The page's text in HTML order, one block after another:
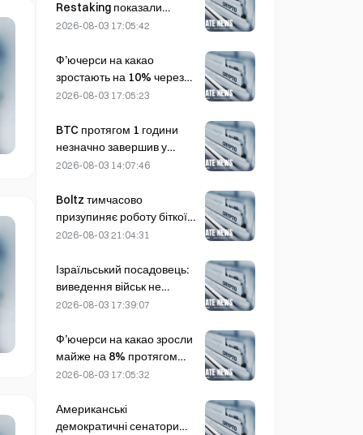
скоротитися на 27%
Restaking показали
найкращі результати на
2026-08-03 17:05:42
Ф’ючерси на какао
зростають на 10% через
занепокоєння щодо
наближаються до $6,000
за тонну
2026-08-03 17:05:23
BTC протягом 1 години
незначно завершив у
плюсі на 0,12%:
синхронізація з
макроекономічними
настроями підштовхнули
2026-08-03 14:07:46
Boltz тимчасово
призупиняє роботу біткоїн-
мосту безстроково після
2026-08-03 21:04:31
Ізраїльський посадовець:
виведення військ не
відбудеться, доки ХАМАС
2026-08-03 17:39:07
Ф’ючерси на какао зросли
майже на 8% протягом
дня в п’ятницю, що стало
учасників ринку
2026-08-03 17:05:32
Американські
демократичні сенатори